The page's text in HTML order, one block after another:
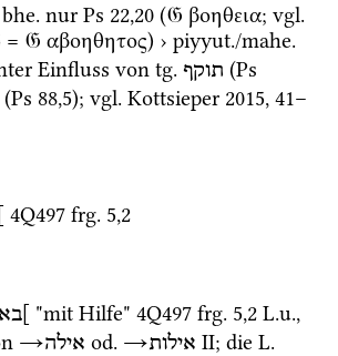
bhe. nur Ps 22,20 (𝔊 βοηθεια; vgl.
= 𝔊 αβοηθητος) › piyyut./mahe.
Einfluss von tg. תוקף (Ps
(Ps 88,5); vgl. Kottsieper 2015, 41–
4Q497 frg. 5,2
"mit Hilfe" 4Q497 frg. 5,2 L.u.
→אילה od. →אילות ‎ II; die L.